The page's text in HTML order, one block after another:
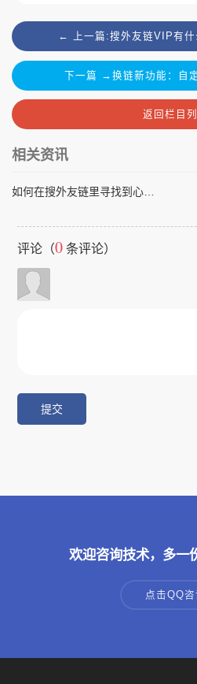
← 上一篇:搜外友链VIP有什
下一篇 →换链新功能：自
返回栏目
相关资讯
评论（0 条评论）
欢迎咨询技术，多一
点击QQ咨